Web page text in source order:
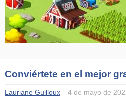
Conviértete en el mejor
Lauriane Guilloux 4 de mayo de